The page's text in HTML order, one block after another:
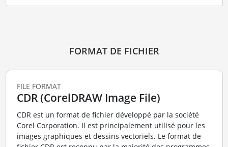
FORMAT DE FICHIER
FILE FORMAT
CDR (CorelDRAW Image File)
CDR est un format de fichier développé par la société
Corel Corporation. Il est principalement utilisé pour les
images graphiques et dessins vectoriels. Le format de